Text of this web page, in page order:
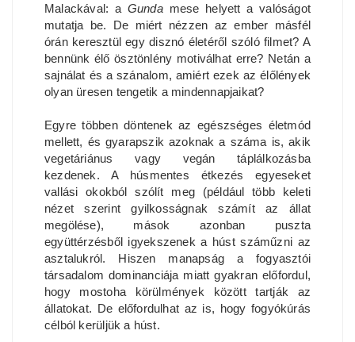
Malackával: a Gunda mese helyett a valóságot
mutatja be. De miért nézzen az ember másfél
órán keresztül egy disznó életéről szóló filmet? A
bennünk élő ösztönlény motiválhat erre? Netán a
sajnálat és a szánalom, amiért ezek az élőlények
olyan üresen tengetik a mindennapjaikat?
Egyre többen döntenek az egészséges életmód
mellett, és gyarapszik azoknak a száma is, akik
vegetáriánus vagy vegán táplálkozásba
kezdenek. A húsmentes étkezés egyeseket
vallási okokból szólít meg (például több keleti
nézet szerint gyilkosságnak számít az állat
megölése), mások azonban puszta
együttérzésből igyekszenek a húst száműzni az
asztalukról. Hiszen manapság a fogyasztói
társadalom dominanciája miatt gyakran előfordul,
hogy mostoha körülmények között tartják az
állatokat. De előfordulhat az is, hogy fogyókúrás
célból kerüljük a húst.